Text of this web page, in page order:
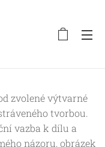
zvolené výtvarné
tvorbou.
vazba k dílu a
názoru, obrázek